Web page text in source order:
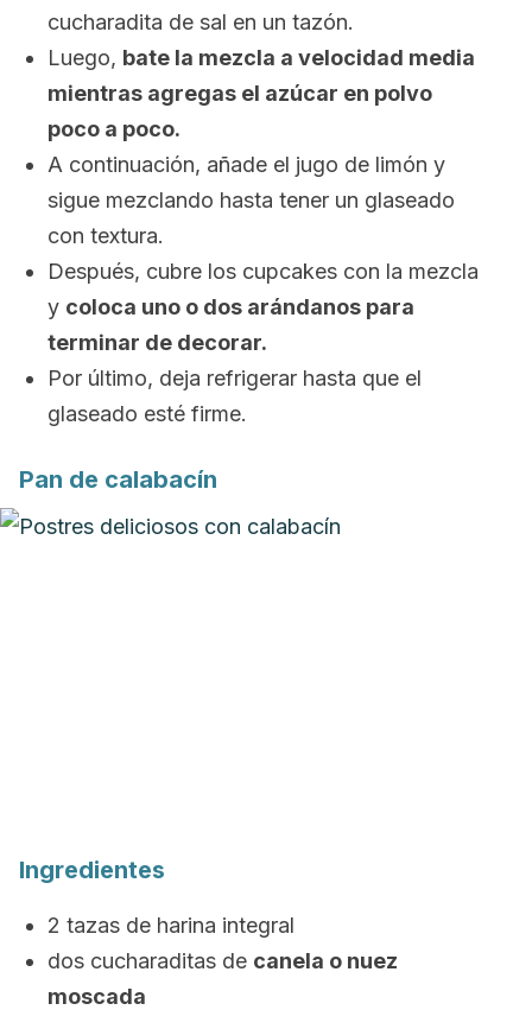
cucharadita de sal en un tazón.
Luego, bate la mezcla a velocidad media
mientras agregas el azúcar en polvo
poco a poco.
A continuación, añade el jugo de limón y
sigue mezclando hasta tener un glaseado
con textura.
Después, cubre los cupcakes con la mezcla
y coloca uno o dos arándanos para
terminar de decorar.
Por último, deja refrigerar hasta que el
glaseado esté firme.
Pan de calabacín
Ingredientes
2 tazas de harina integral
dos cucharaditas de canela o nuez
moscada